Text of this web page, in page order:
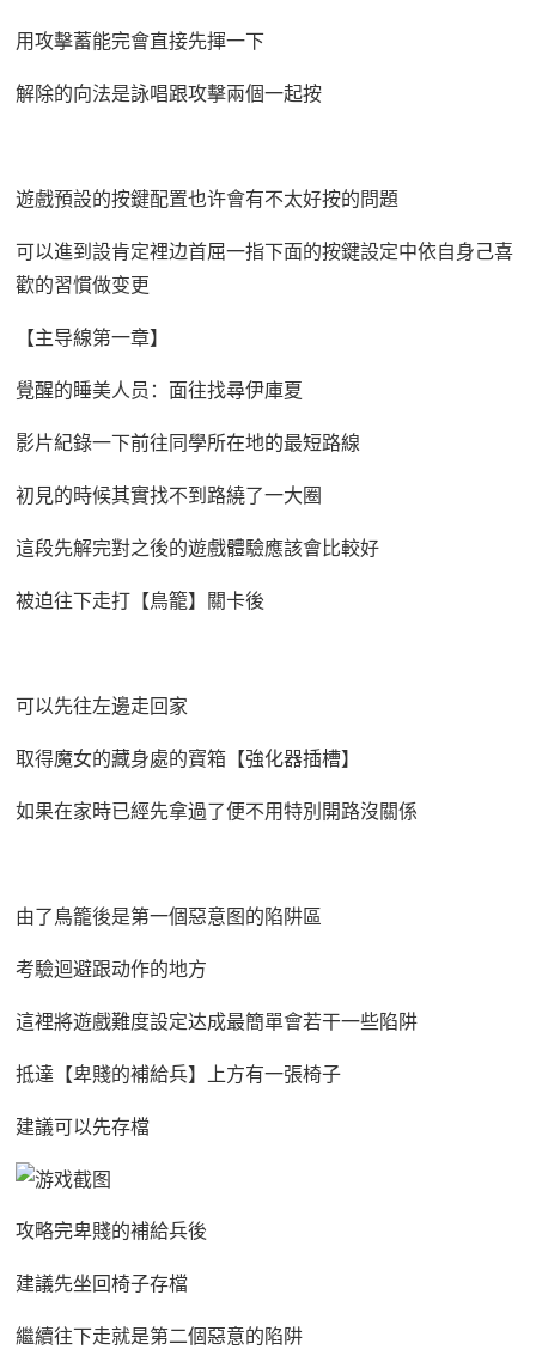
用攻擊蓄能完會直接先揮一下
解除的向法是詠唱跟攻擊兩個一起按
遊戲預設的按鍵配置也许會有不太好按的問題
可以進到設肯定裡边首屈一指下面的按鍵設定中依自身己喜
歡的習慣做变更
【主导線第一章】
覺醒的睡美人员：面往找尋伊庫夏
影片紀錄一下前往同學所在地的最短路線
初見的時候其實找不到路繞了一大圈
這段先解完對之後的遊戲體驗應該會比較好
被迫往下走打【鳥籠】關卡後
可以先往左邊走回家
取得魔女的藏身處的寶箱【強化器插槽】
如果在家時已經先拿過了便不用特別開路沒關係
由了鳥籠後是第一個惡意图的陷阱區
考驗迴避跟动作的地方
這裡將遊戲難度設定达成最簡單會若干一些陷阱
抵達【卑賤的補給兵】上方有一張椅子
建議可以先存檔
攻略完卑賤的補給兵後
建議先坐回椅子存檔
繼續往下走就是第二個惡意的陷阱